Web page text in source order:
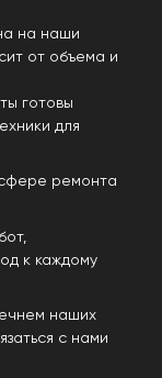
на наши
от объема и
готовы
для
ремонта
к каждому
наших
с нами